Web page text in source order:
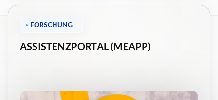
FORSCHUNG
ASSISTENZPORTAL (MEAPP)